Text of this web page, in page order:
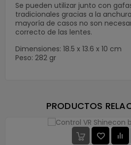
Se pueden utilizar junto con
tradicionales gracias a la
mayoría de casos no son
correcto de las lentes.
Dimensiones: 18.5 x 13.6 x 10 cm
Peso: 282 gr
PRODUCTOS